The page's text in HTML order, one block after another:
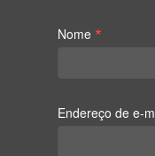
Nome *
Endereço de e-